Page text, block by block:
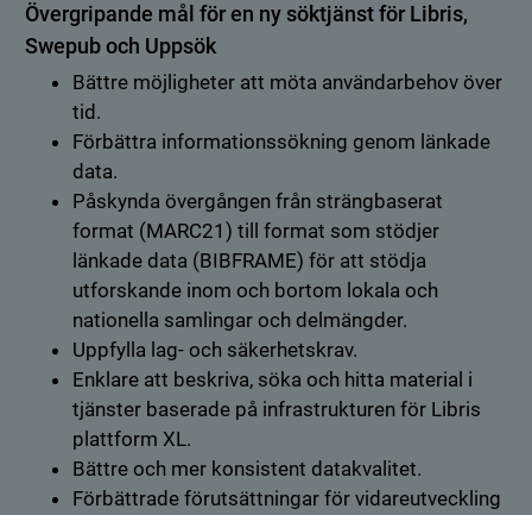
Övergripande mål för en ny söktjänst för Libris,
Swepub och Uppsök
Bättre möjligheter att möta användarbehov över
tid.
Förbättra informationssökning genom länkade
data.
Påskynda övergången från strängbaserat
format (MARC21) till format som stödjer
länkade data (BIBFRAME) för att stödja
utforskande inom och bortom lokala och
nationella samlingar och delmängder.
Uppfylla lag- och säkerhetskrav.
Enklare att beskriva, söka och hitta material i
tjänster baserade på infrastrukturen för Libris
plattform XL.
Bättre och mer konsistent datakvalitet.
Förbättrade förutsättningar för vidareutveckling